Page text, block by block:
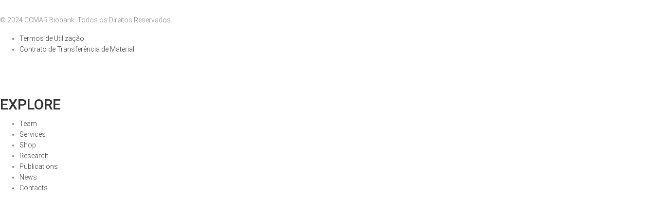
© 2024 CCMAR Biobank. Todos os Direitos Reservados.
Termos de Utilização
Contrato de Transferência de Material
EXPLORE
Team
Services
Shop
Research
Publications
News
Contacts